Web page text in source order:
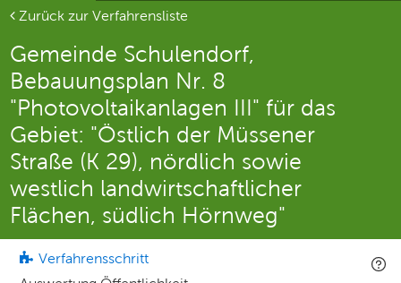
Aktuelle Seite
Zurück zur Verfahrensliste
Gemeinde Schulendorf,
Bebauungsplan Nr. 8
"Photovoltaikanlagen III" für das
Gebiet: "Östlich der Müssener
Straße (K 29), nördlich sowie
westlich landwirtschaftlicher
Flächen, südlich Hörnweg"
Verfahrensschritt